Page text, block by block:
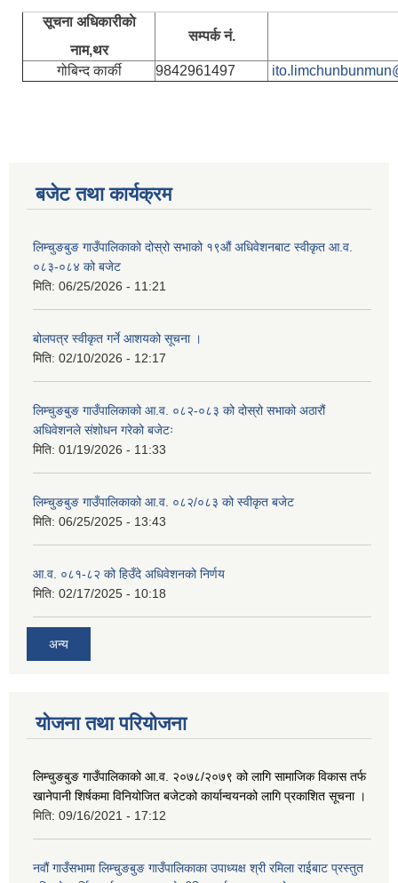
सूचना अधिकारीकाे
नाम,थर
सम्पर्क नं.
गोबिन्द कार्की 9842961497
बजेट तथा कार्यक्रम
लिम्चुङबुङ गाउँपालिकाको दोस्रो सभाको १९औं अधिवेशनबाट स्वीकृत आ.व.
०८३-०८४ को बजेट
मिति: 06/25/2026 - 11:21
बोलपत्र स्वीकृत गर्ने आशयको सूचना ।
मिति: 02/10/2026 - 12:17
लिम्चुङबुङ गाउँपालिकाको आ.व. ०८२-०८३ को दोस्रो सभाको अठारौं
अधिवेशनले संशोधन गरेको बजेटः
मिति: 01/19/2026 - 11:33
लिम्चुङबुङ गाउँपालिकाको आ.व. ०८२/०८३ को स्वीकृत बजेट
मिति: 06/25/2025 - 13:43
आ.व. ०८१-८२ को हिउँदे अधिवेशनको निर्णय
मिति: 02/17/2025 - 10:18
अन्य
योजना तथा परियोजना
लिम्चुङबुङ गाउँपालिकाको आ.व. २०७८/२०७९ को लागि सामाजिक विकास तर्फ
खानेपानी शिर्षकमा विनियोजित बजेटको कार्यान्वयनको लागि प्रकाशित सूचना ।
मिति: 09/16/2021 - 17:12
नवौं गाउँसभामा लिम्चुङबुङ गाउँपालिकाका उपाध्यक्ष श्री रमिला राईबाट प्रस्तुत